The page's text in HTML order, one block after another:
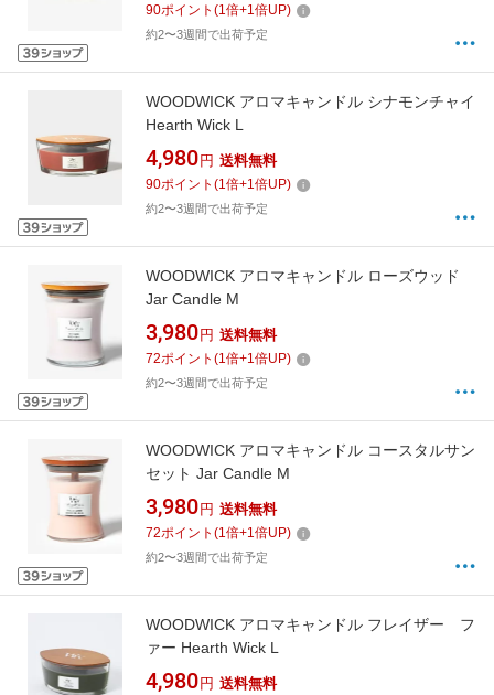
90ポイント (1倍+1倍UP)
約2〜3週間で出荷予定
WOODWICK アロマキャンドル シナモンチャイ
Hearth Wick L
4,980 円 送料無料
90ポイント (1倍+1倍UP)
約2〜3週間で出荷予定
WOODWICK アロマキャンドル ローズウッド
Jar Candle M
3,980 円 送料無料
72ポイント (1倍+1倍UP)
約2〜3週間で出荷予定
WOODWICK アロマキャンドル コースタルサン
セット Jar Candle M
3,980 円 送料無料
72ポイント (1倍+1倍UP)
約2〜3週間で出荷予定
WOODWICK アロマキャンドル フレイザー フ
ァー Hearth Wick L
4,980 円 送料無料